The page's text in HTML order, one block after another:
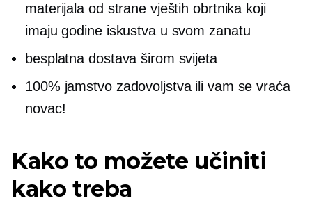
materijala od strane vještih obrtnika koji
imaju godine iskustva u svom zanatu
besplatna dostava širom svijeta
100% jamstvo zadovoljstva ili vam se vraća
novac!
Kako to možete učiniti
kako treba